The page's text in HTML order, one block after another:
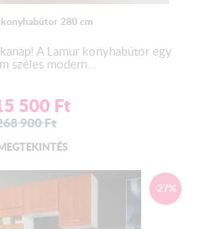
280 cm
A Lamur konyhabútor egy
széles modern...
500 Ft
900Ft
-27%